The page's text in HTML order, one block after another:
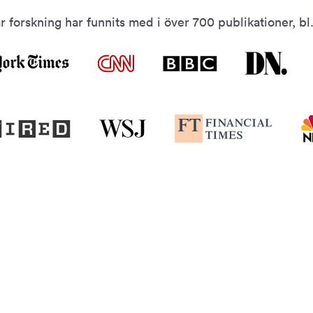
forskning har funnits med i över 700 publikationer,